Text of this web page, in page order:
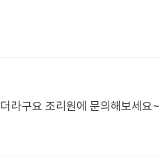
라구요 조리원에 문의해보세요